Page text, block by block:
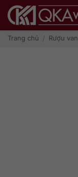
qua
dungTrang chủ / Rượu